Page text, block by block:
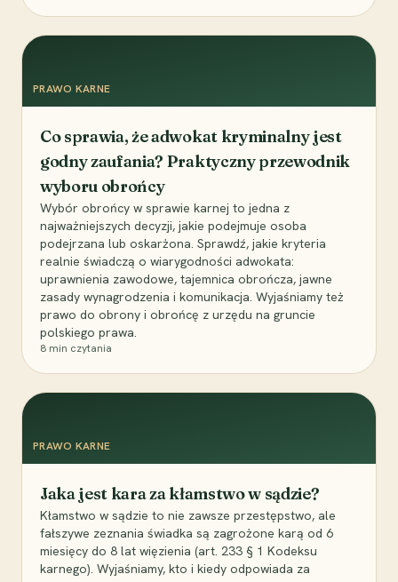
PRAWO KARNE
Co sprawia, że adwokat kryminalny jest
godny zaufania? Praktyczny przewodnik
wyboru obrońcy
Wybór obrońcy w sprawie karnej to jedna z
najważniejszych decyzji, jakie podejmuje osoba
podejrzana lub oskarżona. Sprawdź, jakie kryteria
realnie świadczą o wiarygodności adwokata:
uprawnienia zawodowe, tajemnica obrończa, jawne
zasady wynagrodzenia i komunikacja. Wyjaśniamy też
prawo do obrony i obrońcę z urzędu na gruncie
polskiego prawa.
8 min czytania
PRAWO KARNE
Jaka jest kara za kłamstwo w sądzie?
Kłamstwo w sądzie to nie zawsze przestępstwo, ale
fałszywe zeznania świadka są zagrożone karą od 6
miesięcy do 8 lat więzienia (art. 233 § 1 Kodeksu
karnego). Wyjaśniamy, kto i kiedy odpowiada za